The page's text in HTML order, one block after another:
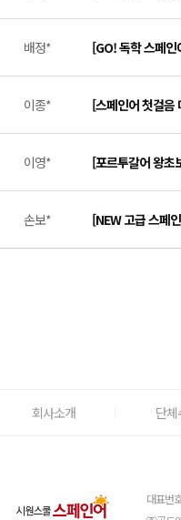
배정* [GO! 독학 스페인
이종* [스페인어 첫걸음
이영* [포르투갈어 왕초
손보* [NEW 고급 스페
회사소개 단체
대표번